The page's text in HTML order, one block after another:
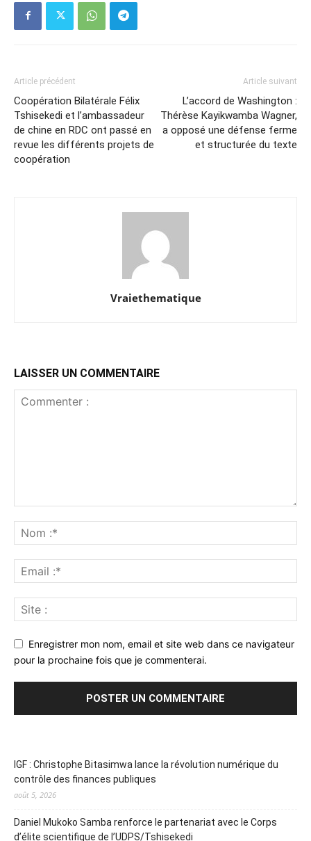
Article précédent
Coopération Bilatérale Félix
Tshisekedi et l’ambassadeur
de chine en RDC ont passé en
revue les différents projets de
coopération
Article suivant
L’accord de Washington :
Thérèse Kayikwamba Wagner,
a opposé une défense ferme
et structurée du texte
Vraiethematique
LAISSER UN COMMENTAIRE
Enregistrer mon nom, email et site web dans ce navigateur
pour la prochaine fois que je commenterai.
IGF : Christophe Bitasimwa lance la révolution numérique du
contrôle des finances publiques
août 5, 2026
Daniel Mukoko Samba renforce le partenariat avec le Corps
d’élite scientifique de l’UDPS/Tshisekedi